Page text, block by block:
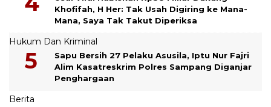
Khofifah, H Her: Tak Usah Digiring ke Mana-
Mana, Saya Tak Takut Diperiksa
Hukum Dan Kriminal
Sapu Bersih 27 Pelaku Asusila, Iptu Nur Fajri
Alim Kasatreskrim Polres Sampang Diganjar
Penghargaan
Berita